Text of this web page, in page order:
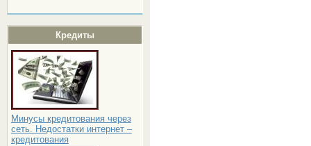
Кредиты
Минусы кредитования через
сеть. Недостатки интернет –
кредитования